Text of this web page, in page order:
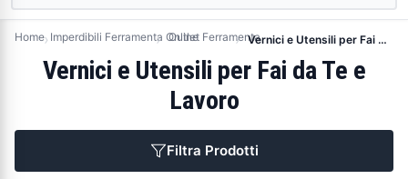
Home Imperdibili Ferramenta OnlineOutlet Ferramenta Vernici e Utensili per Fai da Te e Lavoro
Vernici e Utensili per Fai da Te e
Lavoro
Filtra Prodotti